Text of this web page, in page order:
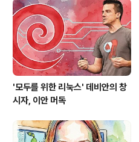
'모두를 위한 리눅스' 데비안의 창
시자, 이안 머독